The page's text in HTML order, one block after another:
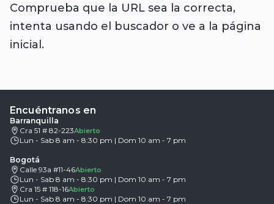
Comprueba que la URL sea la correcta,
intenta usando el buscador o ve a la página
inicial.
Encuéntranos en
Barranquilla
Cra 51 # 82-223Abierto
Lun - Sab 8 am - 8:30 pm | Dom 10 am - 7 pm
Bogotá
Calle 93a #11-46Abierto
Lun - Sab 8 am - 8:30 pm | Dom 10 am - 7 pm
Cra 15 # 118-16Abierto
Lun - Sab 8 am - 8:30 pm | Dom 10 am - 7 pm